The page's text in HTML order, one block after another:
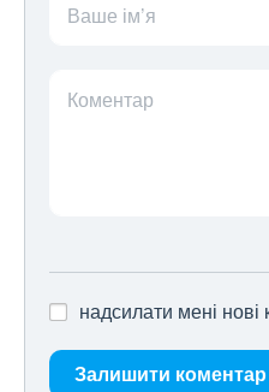
Ваше ім’я
Коментар
надсилати мені
Залишити коментар